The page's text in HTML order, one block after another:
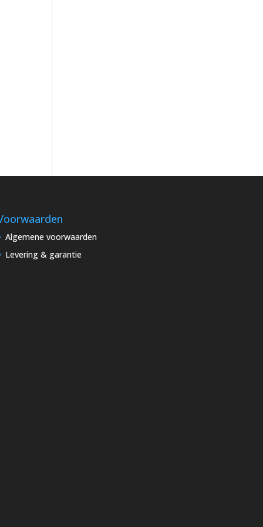
Algemene voorwaarden
Levering & garantie